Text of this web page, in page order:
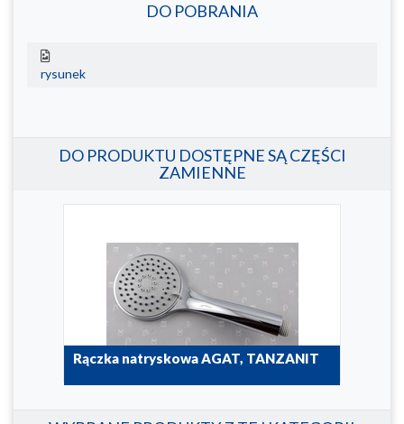
DO POBRANIA
rysunek
DO PRODUKTU DOSTĘPNE SĄ CZĘŚCI
ZAMIENNE
Rączka natryskowa AGAT, TANZANIT
845-